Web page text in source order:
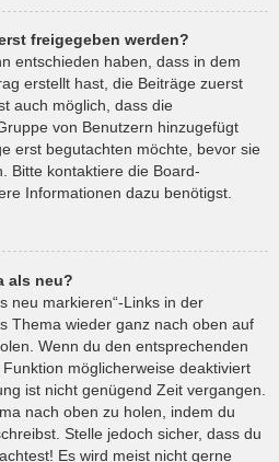
freigegeben werden?
entschieden haben, dass in dem
erstellt hast, die Beiträge zuerst
auch möglich, dass die
von Benutzern hinzugefügt
erst begutachten möchte, bevor sie
Bitte kontaktiere die Board-
Informationen dazu benötigst.
als neu?
neu markieren“-Links in der
Thema wieder ganz nach oben auf
Wenn du den entsprechenden
möglicherweise deaktiviert
ist nicht genügend Zeit vergangen.
nach oben zu holen, indem du
Stelle jedoch sicher, dass du
Es wird meist nicht gerne